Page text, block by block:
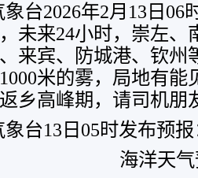
象台2026年2月13日06
未来24小时，崇左、
来宾、防城港、钦州
米的雾，局地有能
乡高峰期，请司机朋
象台13日05时发布预
海洋天